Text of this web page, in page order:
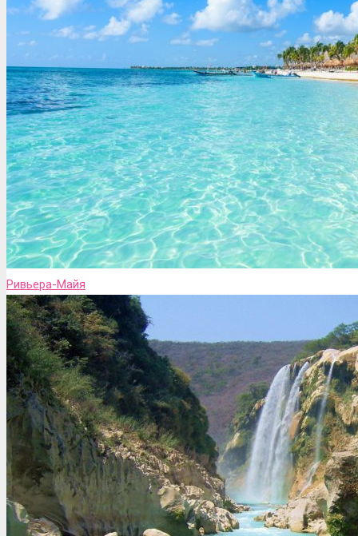
Ривьера-Майя